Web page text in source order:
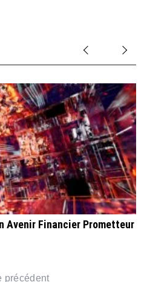
Avenir Financier Prometteur
précédent